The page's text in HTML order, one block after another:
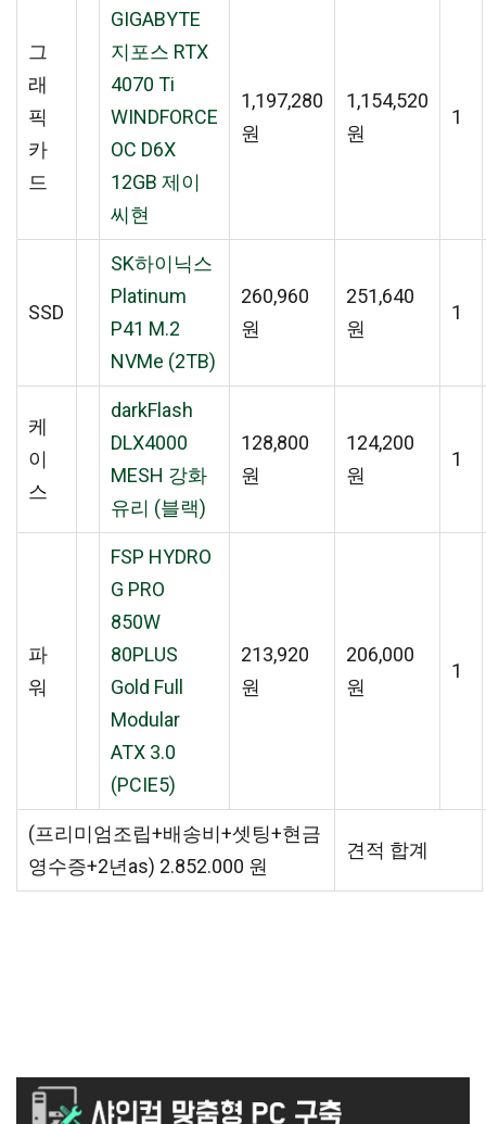
그
래
픽
카
드
GIGABYTE
지포스 RTX
4070 Ti
WINDFORCE
OC D6X
12GB 제이
씨현
1,197,280
원
1,154,520
원
1
SSD
SK하이닉스
Platinum
P41 M.2
NVMe (2TB)
260,960
원
251,640
원
1
케
이
스
darkFlash
DLX4000
MESH 강화
유리 (블랙)
128,800
원
124,200
원
1
파
워
FSP HYDRO
G PRO
850W
80PLUS
Gold Full
Modular
ATX 3.0
(PCIE5)
213,920
원
206,000
원
1
(프리미엄조립+배송비+셋팅+현금
영수증+2년as) 2.852.000 원
견적 합계